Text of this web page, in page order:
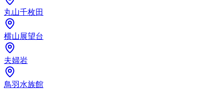
丸山千枚田
横山展望台
夫婦岩
鳥羽水族館